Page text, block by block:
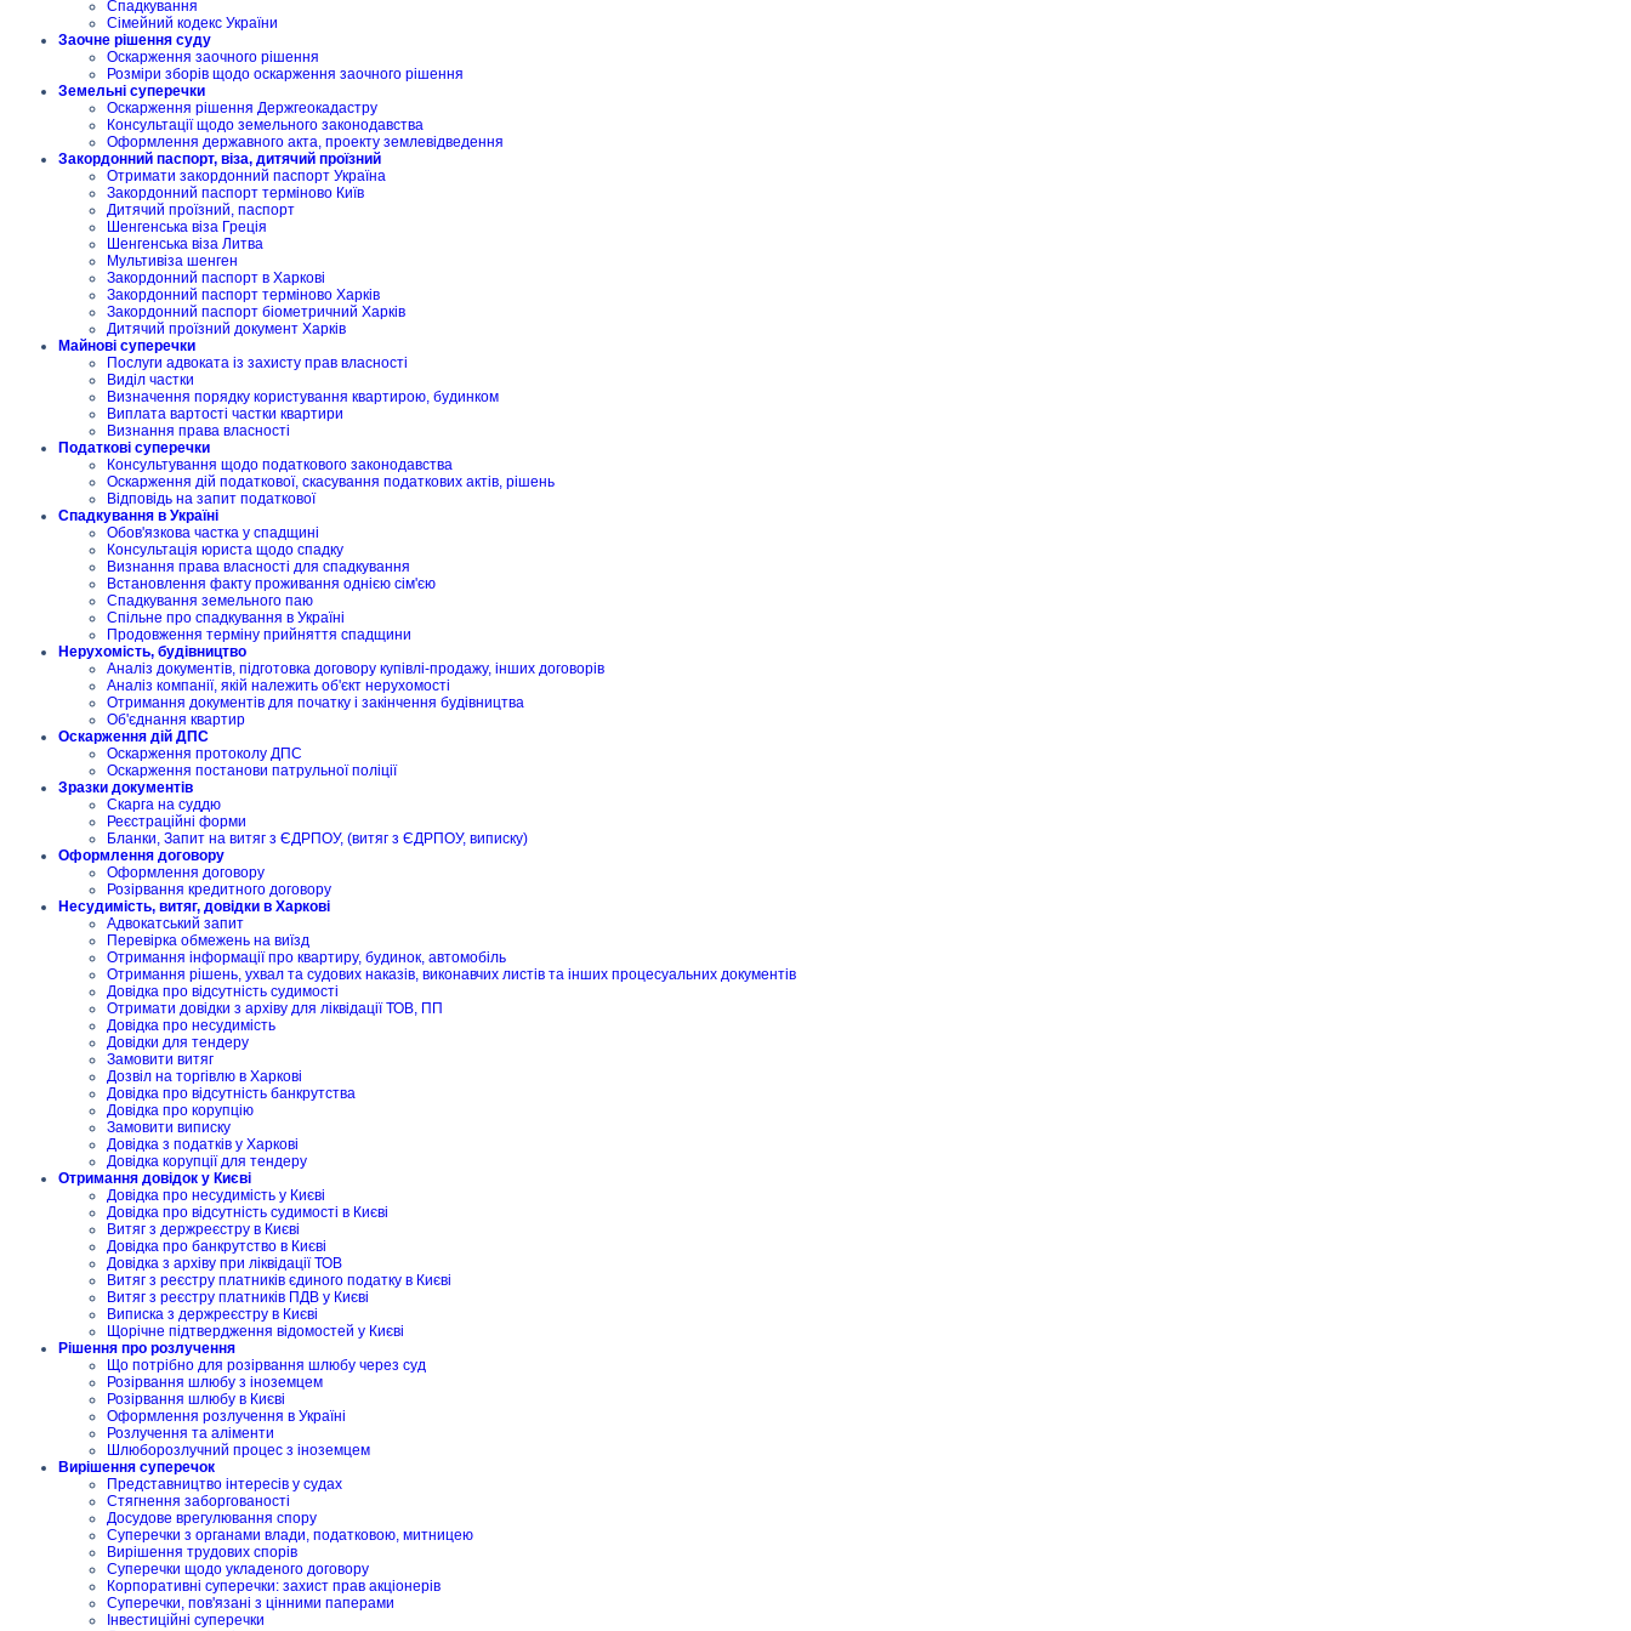
Спадкування
Сімейний кодекс України
Заочне рішення суду
Оскарження заочного рішення
Розміри зборів щодо оскарження заочного рішення
Земельні суперечки
Оскарження рішення Держгеокадастру
Консультації щодо земельного законодавства
Оформлення державного акта, проекту землевідведення
Закордонний паспорт, віза, дитячий проїзний
Отримати закордонний паспорт Україна
Закордонний паспорт терміново Київ
Дитячий проїзний, паспорт
Шенгенська віза Греція
Шенгенська віза Литва
Мультивіза шенген
Закордонний паспорт в Харкові
Закордонний паспорт терміново Харків
Закордонний паспорт біометричний Харків
Дитячий проїзний документ Харків
Майнові суперечки
Послуги адвоката із захисту прав власності
Виділ частки
Визначення порядку користування квартирою, будинком
Виплата вартості частки квартири
Визнання права власності
Податкові суперечки
Консультування щодо податкового законодавства
Оскарження дій податкової, скасування податкових актів, рішень
Відповідь на запит податкової
Спадкування в Україні
Обов'язкова частка у спадщині
Консультація юриста щодо спадку
Визнання права власності для спадкування
Встановлення факту проживання однією сім'єю
Спадкування земельного паю
Спільне про спадкування в Україні
Продовження терміну прийняття спадщини
Нерухомість, будівництво
Аналіз документів, підготовка договору купівлі-продажу, інших договорів
Аналіз компанії, якій належить об'єкт нерухомості
Отримання документів для початку і закінчення будівництва
Об'єднання квартир
Оскарження дій ДПС
Оскарження протоколу ДПС
Оскарження постанови патрульної поліції
Зразки документів
Скарга на суддю
Реєстраційні форми
Бланки, Запит на витяг з ЄДРПОУ, (витяг з ЄДРПОУ, виписку)
Оформлення договору
Оформлення договору
Розірвання кредитного договору
Несудимість, витяг, довідки в Харкові
Адвокатський запит
Перевірка обмежень на виїзд
Отримання інформації про квартиру, будинок, автомобіль
Отримання рішень, ухвал та судових наказів, виконавчих листів та інших процесуальних документів
Довідка про відсутність судимості
Отримати довідки з архіву для ліквідації ТОВ, ПП
Довідка про несудимість
Довідки для тендеру
Замовити витяг
Дозвіл на торгівлю в Харкові
Довідка про відсутність банкрутства
Довідка про корупцію
Замовити виписку
Довідка з податків у Харкові
Довідка корупції для тендеру
Отримання довідок у Києві
Довідка про несудимість у Києві
Довідка про відсутність судимості в Києві
Витяг з держреєстру в Києві
Довідка про банкрутство в Києві
Довідка з архіву при ліквідації ТОВ
Витяг з реєстру платників єдиного податку в Києві
Витяг з реєстру платників ПДВ у Києві
Виписка з держреєстру в Києві
Щорічне підтвердження відомостей у Києві
Рішення про розлучення
Що потрібно для розірвання шлюбу через суд
Розірвання шлюбу з іноземцем
Розірвання шлюбу в Києві
Оформлення розлучення в Україні
Розлучення та аліменти
Шлюборозлучний процес з іноземцем
Вирішення суперечок
Представництво інтересів у судах
Стягнення заборгованості
Досудове врегулювання спору
Суперечки з органами влади, податковою, митницею
Вирішення трудових спорів
Суперечки щодо укладеного договору
Корпоративні суперечки: захист прав акціонерів
Суперечки, пов'язані з цінними паперами
Інвестиційні суперечки